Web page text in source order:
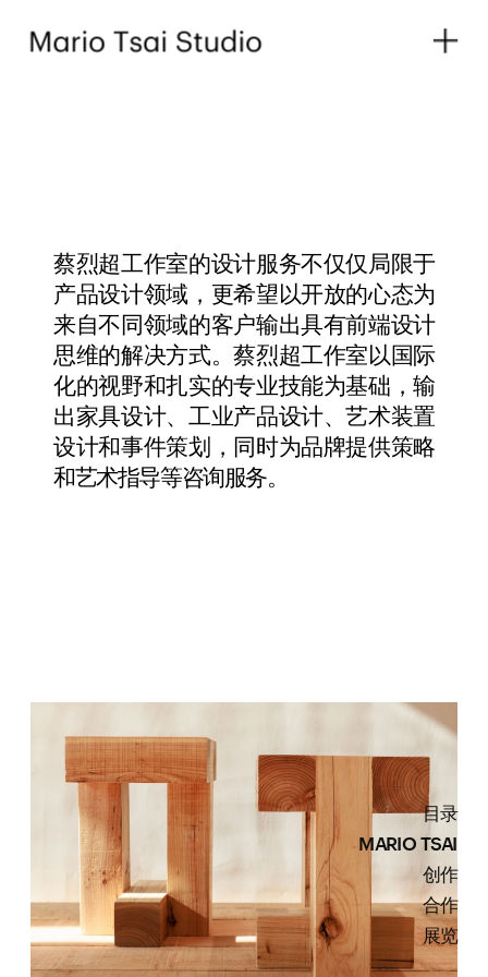
展览
合作
创作
MARIO TSAI
目录
蔡烈超工作室的设计服务不仅仅局限于
产品设计领域，更希望以开放的心态为
来自不同领域的客户输出具有前端设计
思维的解决方式。蔡烈超工作室以国际
化的视野和扎实的专业技能为基础，输
出家具设计、工业产品设计、艺术装置
设计和事件策划，同时为品牌提供策略
和艺术指导等咨询服务。